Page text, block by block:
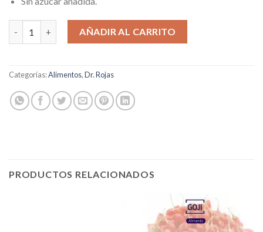
Vegan Protein x 700 gr cantidad
AÑADIR AL CARRITO
Categorías:Alimentos,Dr. Rojas
PRODUCTOS RELACIONADOS